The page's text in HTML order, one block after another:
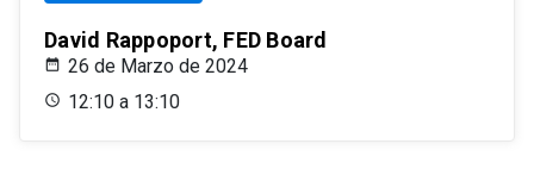
David Rappoport, FED Board
26 de Marzo de 2024
12:10 a 13:10